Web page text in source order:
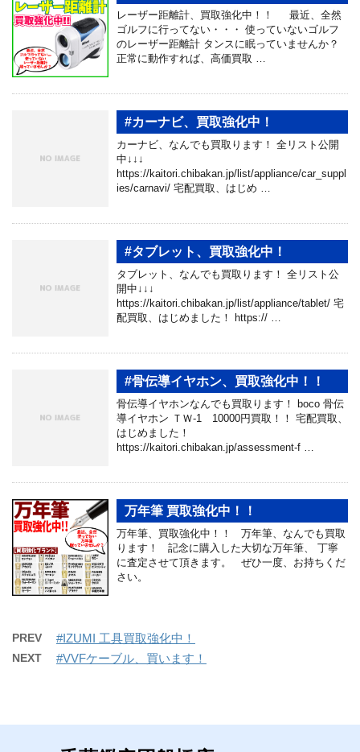
レーザー距離計、買取強化中！！ 最近、全然
ゴルフに行ってない・・・ 使っていないゴルフ
のレーザー距離計 タンスに眠っていませんか？
正常に動作すれば、高価買取 …
#カーナビ、買取強化中！
カーナビ、なんでも買取ります！ 全リスト公開
中↓↓↓
https://kaitori.chibakan.jp/list/appliance/car_suppl
ies/carnavi/ 宅配買取、はじめ …
#タブレット、買取強化中！
タブレット、なんでも買取ります！ 全リスト公
開中↓↓↓
https://kaitori.chibakan.jp/list/appliance/tablet/ 宅
配買取、はじめました！ https:// …
#骨伝導イヤホン、買取強化中！！
骨伝導イヤホンなんでも買取ります！ boco 骨伝
導イヤホン ＴＷ-1 10000円買取！！ 宅配買取、
はじめました！
https://kaitori.chibakan.jp/assessment-f …
万年筆 買取強化中！！
万年筆、買取強化中！！ 万年筆、なんでも買取
ります！ 記念に購入した大切な万年筆、 丁寧
に査定させて頂きます。 ぜひ一度、お持ちくだ
さい。
PREV #IZUMI 工具買取強化中！
NEXT #VVFケーブル、買います！